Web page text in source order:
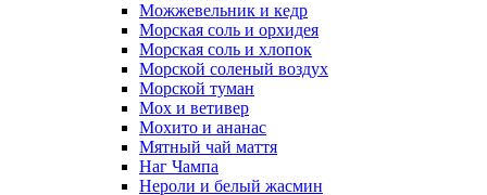
Можжевельник и кедр
Морская соль и орхидея
Морская соль и хлопок
Морской соленый воздух
Морской туман
Мох и ветивер
Мохито и ананас
Мятный чай маття
Наг Чампа
Нероли и белый жасмин